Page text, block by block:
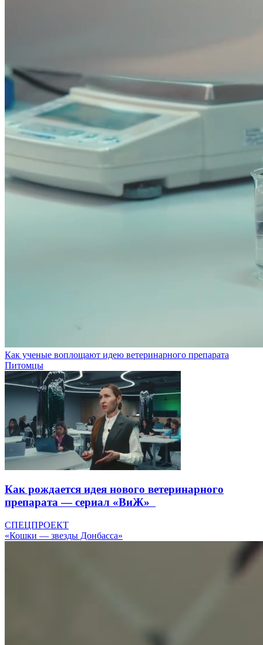
Как ученые воплощают идею ветеринарного препарата
Питомцы
Как рождается идея нового ветеринарного
препарата — сериал «ВиЖ»
СПЕЦПРОЕКТ
«Кошки — звезды Донбасса»